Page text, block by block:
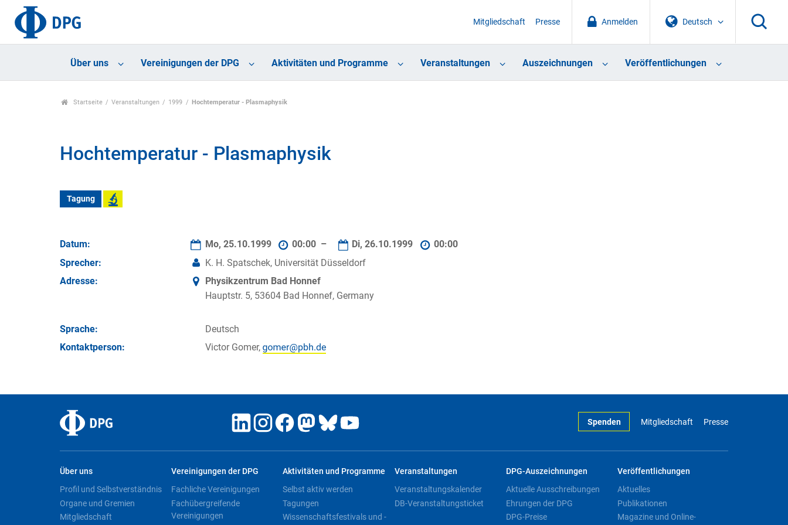
Deutsch
Anmelden
Mitgliedschaft Presse
Über uns Vereinigungen der DPG Aktivitäten und Programme Veranstaltungen Auszeichnungen Veröffentlichungen
Startseite Veranstaltungen 1999 Hochtemperatur - Plasmaphysik
Hochtemperatur - Plasmaphysik
Tagung
Datum: Mo, 25.10.1999 00:00 – Di, 26.10.1999
00:00
Sprecher:
K. H. Spatschek, Universität Düsseldorf
Adresse:
Physikzentrum Bad Honnef
Hauptstr. 5, 53604 Bad Honnef, Germany
Sprache:
Deutsch
Kontakt­person:
Victor Gomer,
Spenden Mitgliedschaft Presse
Über uns
Profil und Selbstverständnis
Organe und Gremien
Mitgliedschaft
Vereinigungen der DPG
Fachliche Vereinigungen
Fachübergreifende
Vereinigungen
Aktivitäten und Programme
Selbst aktiv werden
Tagungen
Wissenschaftsfestivals und -
Veranstaltungen
Veranstaltungskalender
DB-Veranstaltungsticket
DPG-Auszeichnungen
Aktuelle Ausschreibungen
Ehrungen der DPG
DPG-Preise
Veröffentlichungen
Aktuelles
Publikationen
Magazine und Online-